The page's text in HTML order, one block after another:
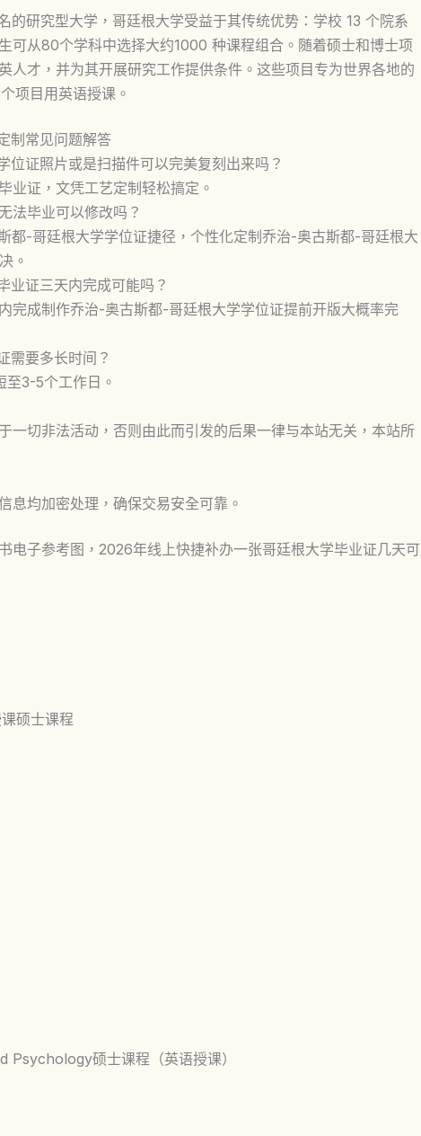
研究型大学，哥廷根大学受益于其传统优势：学校 13 个院系
可从80个学科中选择大约1000 种课程组合。随着硕士和博士项
人才，并为其开展研究工作提供条件。这些项目专为世界各地的
项目用英语授课。
制常见问题解答
证照片或是扫描件可以完美复刻出来吗？
业证，文凭工艺定制轻松搞定。
法毕业可以修改吗？
-哥廷根大学学位证捷径，个性化定制乔治-奥古斯都-哥廷根大
。
业证三天内完成可能吗？
完成制作乔治-奥古斯都-哥廷根大学学位证提前开版大概率完
需要多长时间？
3-5个工作日。
一切非法活动，否则由此而引发的后果一律与本站无关，本站所
息均加密处理，确保交易安全可靠。
电子参考图，2026年线上快捷补办一张哥廷根大学毕业证几天可
硕士课程
硕士课程（英语授课）